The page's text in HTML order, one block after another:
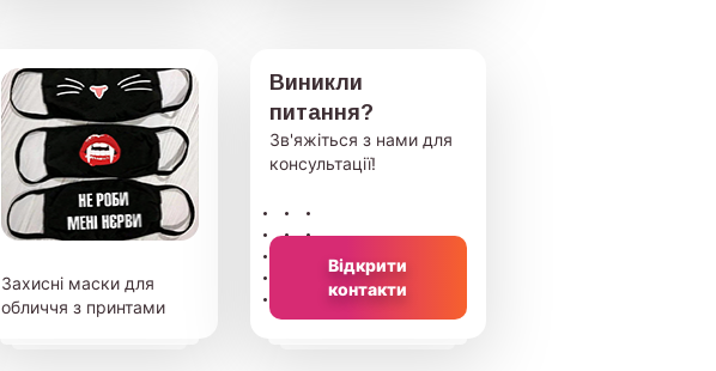
Захисні маски для
обличчя з принтами
Виникли
питання?
Зв'яжіться з нами для
консультації!
Відкрити
контакти